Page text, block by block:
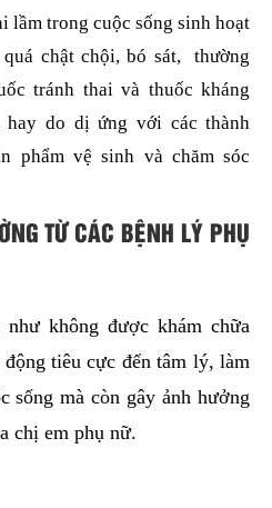
lầm trong cuộc sống sinh hoạt
chật chội, bó sát, thường
tránh thai và thuốc kháng
do dị ứng với các thành
phẩm vệ sinh và chăm sóc
TỪ CÁC BỆNH LÝ PHỤ
như không được khám chữa
tiêu cực đến tâm lý, làm
sống mà còn gây ảnh hưởng
chị em phụ nữ.